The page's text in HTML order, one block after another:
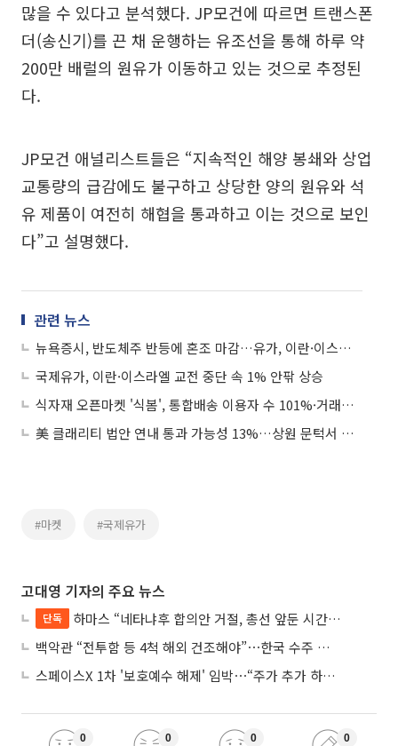
많을 수 있다고 분석했다. JP모건에 따르면 트랜스폰
더(송신기)를 끈 채 운행하는 유조선을 통해 하루 약
200만 배럴의 원유가 이동하고 있는 것으로 추정된
다.
JP모건 애널리스트들은 “지속적인 해양 봉쇄와 상업
교통량의 급감에도 불구하고 상당한 양의 원유와 석
유 제품이 여전히 해협을 통과하고 이는 것으로 보인
다”고 설명했다.
관련 뉴스
뉴욕증시, 반도체주 반등에 혼조 마감…유가, 이란·이스라엘 교전 중단에 진정
국제유가, 이란·이스라엘 교전 중단 속 1% 안팎 상승
식자재 오픈마켓 '식봄', 통합배송 이용자 수 101%·거래액 3.3배↑
美 클래리티 법안 연내 통과 가능성 13%…상원 문턱서 제동
#마켓 #국제유가
고대영 기자의 주요 뉴스
단독
하마스 “네타냐후 합의안 거절, 총선 앞둔 시간 끌기”
백악관 “전투함 등 4척 해외 건조해야”⋯한국 수주 기대
스페이스X 1차 '보호예수 해제' 임박⋯“주가 추가 하락 가능성”
0 0 0 0